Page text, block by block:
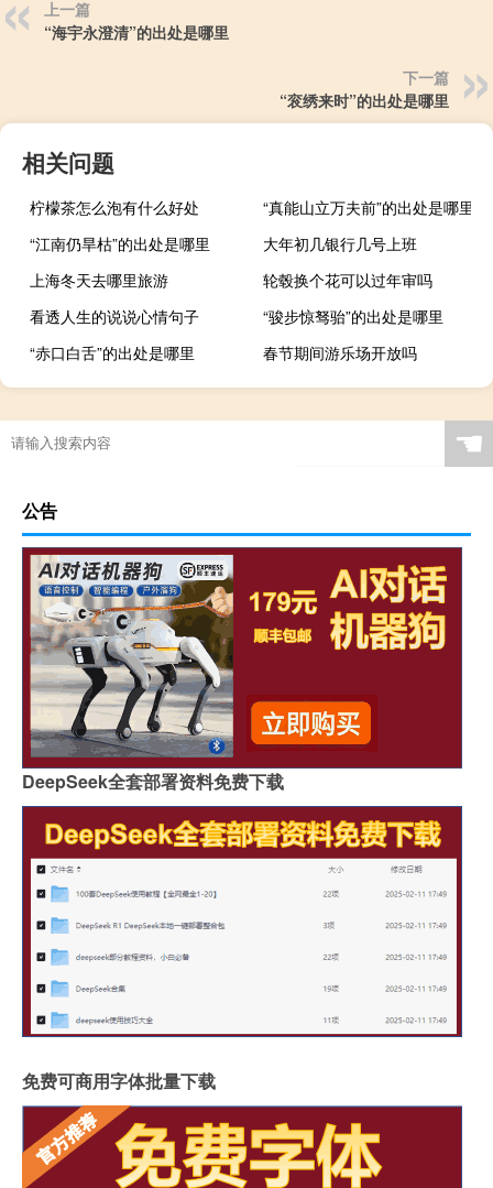
上一篇
“海宇永澄清”的出处是哪里
下一篇
“衮绣来时”的出处是哪里
相关问题
柠檬茶怎么泡有什么好处
“真能山立万夫前”的出处是哪里
“江南仍旱枯”的出处是哪里
大年初几银行几号上班
上海冬天去哪里旅游
轮毂换个花可以过年审吗
看透人生的说说心情句子
“骏步惊驽骀”的出处是哪里
“赤口白舌”的出处是哪里
春节期间游乐场开放吗
☚
公告
DeepSeek全套部署资料免费下载
免费可商用字体批量下载